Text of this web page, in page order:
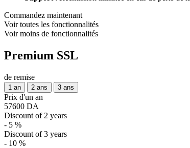
Commandez maintenant
Voir toutes les fonctionnalités
Voir moins de fonctionnalités
Premium SSL
de remise
1 an 2 ans 3 ans
Prix d'un an
57600 DA
Discount of 2 years
- 5 %
Discount of 3 years
- 10 %